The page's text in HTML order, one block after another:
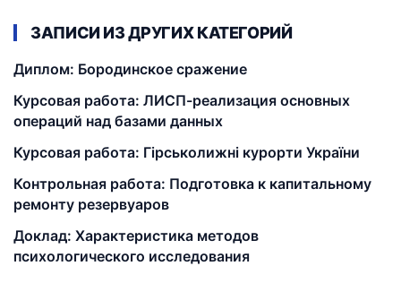
ЗАПИСИ ИЗ ДРУГИХ КАТЕГОРИЙ
Диплом: Бородинское сражение
Курсовая работа: ЛИСП-реализация основных
операций над базами данных
Курсовая работа: Гірськолижні курорти України
Контрольная работа: Подготовка к капитальному
ремонту резервуаров
Доклад: Характеристика методов
психологического исследования